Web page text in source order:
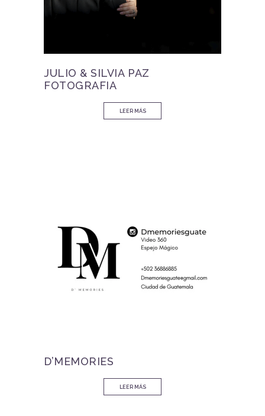
JULIO & SILVIA PAZ
FOTOGRAFIA
LEER MÁS
D’MEMORIES
LEER MÁS